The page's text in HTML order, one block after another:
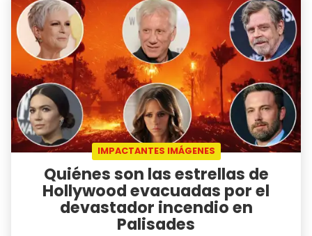
IMPACTANTES IMÁGENES
Quiénes son las estrellas de
Hollywood evacuadas por el
devastador incendio en
Palisades